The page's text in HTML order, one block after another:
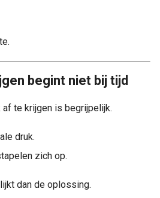
begint niet bij tijd
te krijgen is begrijpelijk.
druk.
zich op.
dan de oplossing.